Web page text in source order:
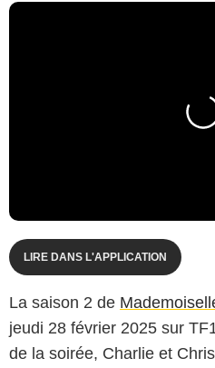
LIRE DANS L'APPLICATION
La saison 2 de
jeudi 28 février 2025 sur
de la soirée, Charlie et